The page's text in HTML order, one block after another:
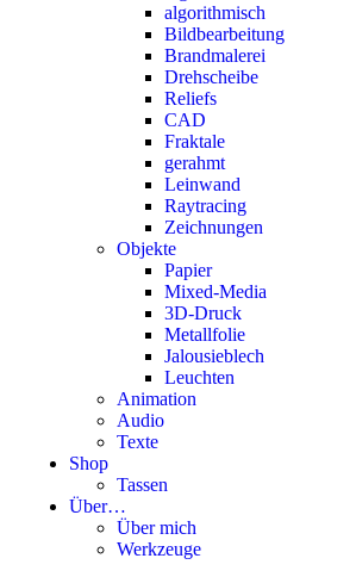
algorithmisch
Bildbearbeitung
Brandmalerei
Drehscheibe
Reliefs
CAD
Fraktale
gerahmt
Leinwand
Raytracing
Zeichnungen
Objekte
Papier
Mixed-Media
3D-Druck
Metallfolie
Jalousieblech
Leuchten
Animation
Audio
Texte
Shop
Tassen
Über…
Über mich
Werkzeuge